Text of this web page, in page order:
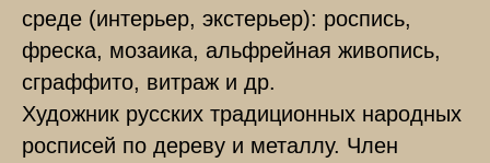
среде (интерьер, экстерьер): роспись,
фреска, мозаика, альфрейная живопись,
сграффито, витраж и др.
Художник русских традиционных народных
росписей по дереву и металлу. Член